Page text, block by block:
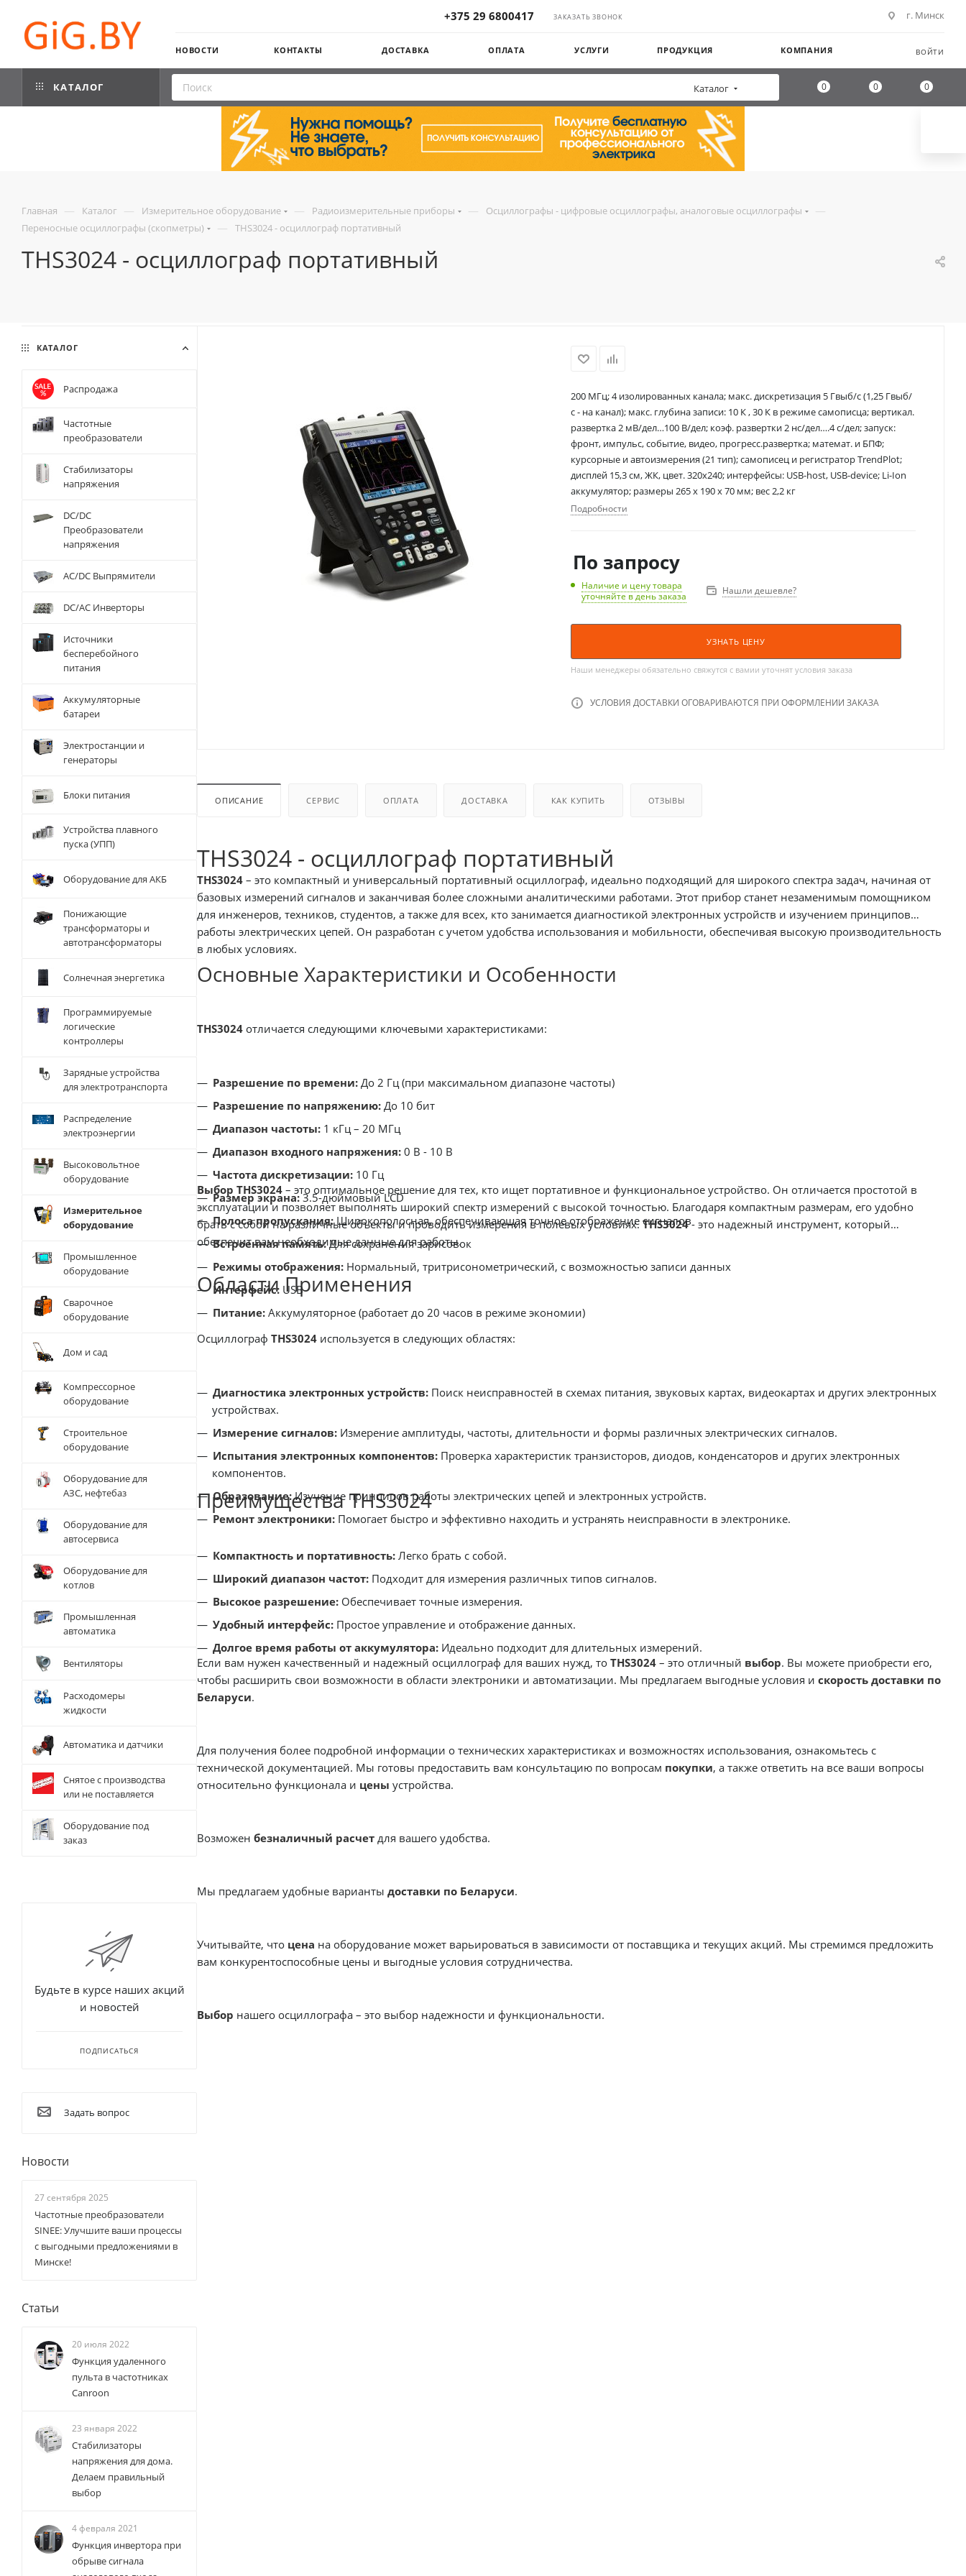
+375 29 6800417 ЗАКАЗАТЬ ЗВОНОК г. Минск
НОВОСТИ КОНТАКТЫ ДОСТАВКА ОПЛАТА УСЛУГИ ПРОДУКЦИЯ КОМПАНИЯ ВОЙТИ
КАТАЛОГ Каталог 0 0 0
Главная — Каталог — Измерительное оборудование — Радиоизмерительные приборы — Осциллографы - цифровые осциллографы, аналоговые осциллографы —
Переносные осциллографы (скопметры) — THS3024 - осциллограф портативный
THS3024 - осциллограф портативный
200 МГц; 4 изолированных канала; макс. дискретизация 5 Гвыб/с (1,25 Гвыб/
с - на канал); макс. глубина записи: 10 К , 30 К в режиме самописца; вертикал.
развертка 2 мВ/дел…100 В/дел; коэф. развертки 2 нс/дел….4 с/дел; запуск:
фронт, импульс, событие, видео, прогресс.развертка; математ. и БПФ;
курсорные и автоизмерения (21 тип); самописец и регистратор TrendPlot;
дисплей 15,3 см, ЖК, цвет. 320х240; интерфейсы: USB-host, USB-device; Li-Ion
аккумулятор; размеры 265 х 190 х 70 мм; вес 2,2 кг
Подробности
По запросу
Наличие и цену товара
уточняйте в день заказа
Нашли дешевле?
УЗНАТЬ ЦЕНУ
Наши менеджеры обязательно свяжутся с вамии уточнят условия заказа
УСЛОВИЯ ДОСТАВКИ ОГОВАРИВАЮТСЯ ПРИ ОФОРМЛЕНИИ ЗАКАЗА
ОПИСАНИЕ СЕРВИС ОПЛАТА ДОСТАВКА КАК КУПИТЬ ОТЗЫВЫ
THS3024 - осциллограф портативный
THS3024 – это компактный и универсальный портативный осциллограф, идеально подходящий для широкого спектра задач, начиная от
базовых измерений сигналов и заканчивая более сложными аналитическими работами. Этот прибор станет незаменимым помощником
для инженеров, техников, студентов, а также для всех, кто занимается диагностикой электронных устройств и изучением принципов
работы электрических цепей. Он разработан с учетом удобства использования и мобильности, обеспечивая высокую производительность
в любых условиях.
Основные Характеристики и Особенности
THS3024 отличается следующими ключевыми характеристиками:
Разрешение по времени: До 2 Гц (при максимальном диапазоне частоты)
Разрешение по напряжению: До 10 бит
Диапазон частоты: 1 кГц – 20 МГц
Диапазон входного напряжения: 0 В - 10 В
Частота дискретизации: 10 Гц
Размер экрана:3.5-дюймовый LCD
Полоса пропускания:Широкополосная, обеспечивающая точное отображение сигналов
Встроенная память:Для сохранения зарисовок
Режимы отображения: Нормальный, тритрисонометрический, с возможностью записи данных
Интерфейс: USB
Питание: Аккумуляторное (работает до 20 часов в режиме экономии)
Выбор THS3024 – это оптимальное решение для тех, кто ищет портативное и функциональное устройство. Он отличается простотой в
эксплуатации и позволяет выполнять широкий спектр измерений с высокой точностью. Благодаря компактным размерам, его удобно
брать с собой на различные объекты и проводить измерения в полевых условиях. THS3024- это надежный инструмент, который
обеспечит вам необходимые данные для работы.
Области Применения
Осциллограф THS3024 используется в следующих областях:
Диагностика электронных устройств: Поиск неисправностей в схемах питания, звуковых картах, видеокартах и других электронных
устройствах.
Измерение сигналов: Измерение амплитуды, частоты, длительности и формы различных электрических сигналов.
Испытания электронных компонентов: Проверка характеристик транзисторов, диодов, конденсаторов и других электронных
компонентов.
Образование:Изучение принципов работы электрических цепей и электронных устройств.
Ремонт электроники: Помогает быстро и эффективно находить и устранять неисправности в электронике.
Преимущества THS3024
Компактность и портативность: Легко брать с собой.
Широкий диапазон частот: Подходит для измерения различных типов сигналов.
Высокое разрешение: Обеспечивает точные измерения.
Удобный интерфейс: Простое управление и отображение данных.
Долгое время работы от аккумулятора: Идеально подходит для длительных измерений.
Если вам нужен качественный и надежный осциллограф для ваших нужд, то THS3024 – это отличный выбор. Вы можете приобрести его,
чтобы расширить свои возможности в области электроники и автоматизации. Мы предлагаем выгодные условия и скорость доставки по
Беларуси.
Для получения более подробной информации о технических характеристиках и возможностях использования, ознакомьтесь с
технической документацией. Мы готовы предоставить вам консультацию по вопросам покупки, а также ответить на все ваши вопросы
относительно функционала и цены устройства.
Возможен безналичный расчет для вашего удобства.
Мы предлагаем удобные варианты доставки по Беларуси.
Учитывайте, что цена на оборудование может варьироваться в зависимости от поставщика и текущих акций. Мы стремимся предложить
вам конкурентоспособные цены и выгодные условия сотрудничества.
Выбор нашего осциллографа – это выбор надежности и функциональности.
КАТАЛОГ
Распродажа
Частотные
преобразователи
Стабилизаторы
напряжения
DC/DC
Преобразователи
напряжения
AC/DC Выпрямители
DC/AC Инверторы
Источники
бесперебойного
питания
Аккумуляторные
батареи
Электростанции и
генераторы
Блоки питания
Устройства плавного
пуска (УПП)
Оборудование для АКБ
Понижающие
трансформаторы и
автотрансформаторы
Солнечная энергетика
Программируемые
логические
контроллеры
Зарядные устройства
для электротранспорта
Распределение
электроэнергии
Высоковольтное
оборудование
Измерительное
оборудование
Промышленное
оборудование
Сварочное
оборудование
Дом и сад
Компрессорное
оборудование
Строительное
оборудование
Оборудование для
АЗС, нефтебаз
Оборудование для
автосервиса
Оборудование для
котлов
Промышленная
автоматика
Вентиляторы
Расходомеры
жидкости
Автоматика и датчики
Снятое с производства
или не поставляется
Оборудование под
заказ
Будьте в курсе наших акций
и новостей
ПОДПИСАТЬСЯ
Задать вопрос
Новости
27 сентября 2025
Частотные преобразователи
SINEE: Улучшите ваши процессы
с выгодными предложениями в
Минске!
Статьи
20 июля 2022
Функция удаленного
пульта в частотниках
Canroon
23 января 2022
Стабилизаторы
напряжения для дома.
Делаем правильный
выбор
4 февраля 2021
Функция инвертора при
обрыве сигнала